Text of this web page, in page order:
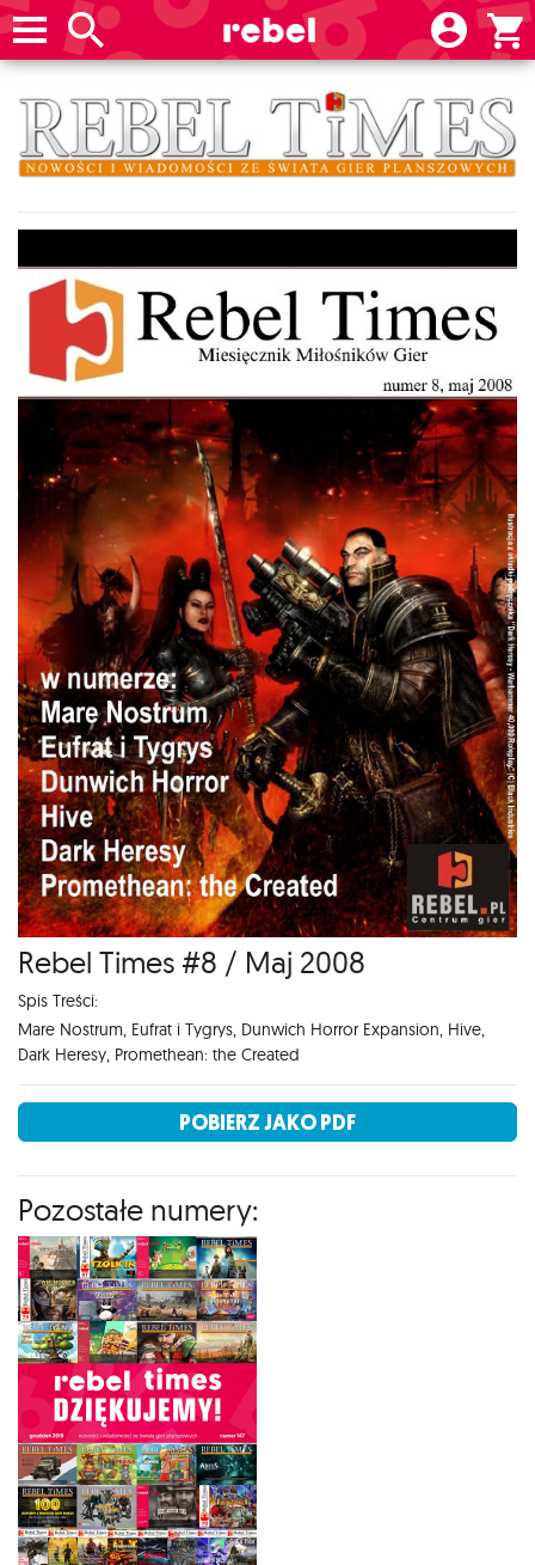
Rebel Times #8 / Maj 2008
Spis Treści:
Mare Nostrum, Eufrat i Tygrys, Dunwich Horror Expansion, Hive,
Dark Heresy, Promethean: the Created
POBIERZ JAKO PDF
Pozostałe numery: